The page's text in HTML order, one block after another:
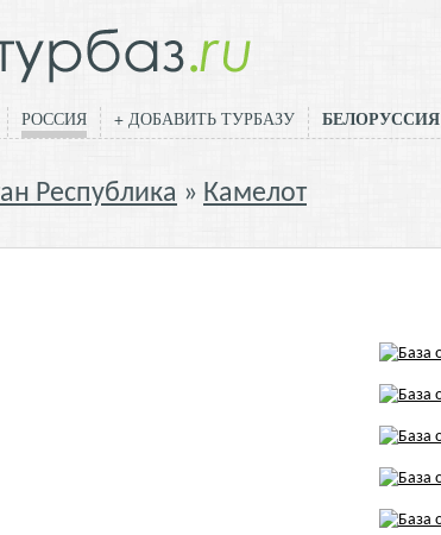
РОССИЯ + ДОБАВИТЬ ТУРБАЗУ БЕЛОРУССИЯ
Республика Камелот